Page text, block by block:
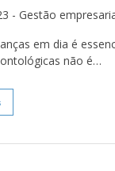
- Gestão
em dia é
não é…